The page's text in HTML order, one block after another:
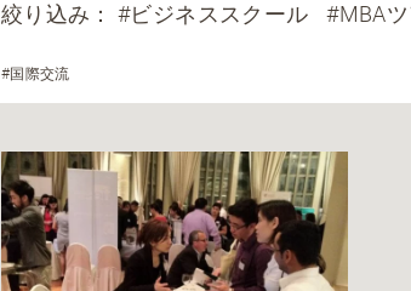
絞り込み：#ビジネススクール #MBA
#国際交流